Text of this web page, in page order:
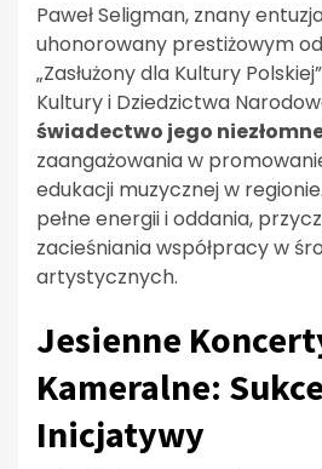
Paweł Seligman, znany
uhonorowany prestiżowym
„Zasłużony dla Kultury
Kultury i Dziedzictwa
świadectwo jego
zaangażowania w
edukacji muzycznej w
pełne energii i oddania,
zacieśniania współpracy w
artystycznych.
Jesienne
Kameralne:
Inicjatywy